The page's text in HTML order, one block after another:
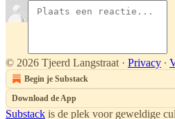
© 2026 Tjeerd Langstraat · Privacy ∙
Begin je Substack
Download de App
Substack is de plek voor geweldige